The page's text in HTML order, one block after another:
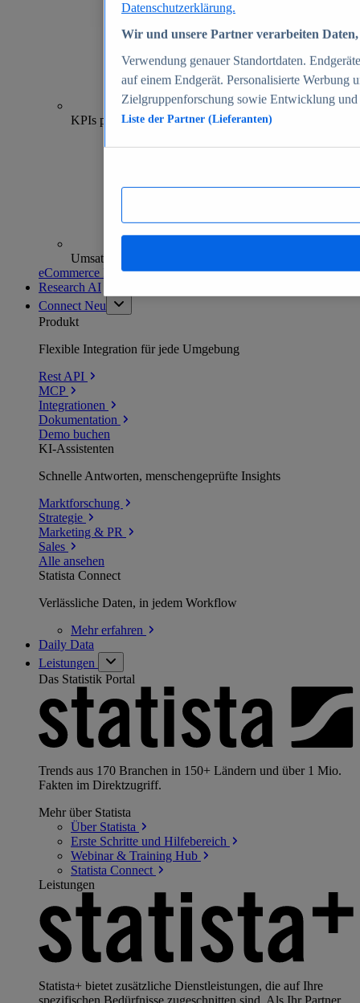
70+
KPIs pro Shop
Umsatzanalysen und -prognosen
eCommerce Insights entdecken
Research AI
Connect Neu
Produkt
Flexible Integration für jede Umgebung
Rest API
MCP
Integrationen
Dokumentation
Demo buchen
KI-Assistenten
Schnelle Antworten, menschengeprüfte Insights
Marktforschung
Strategie
Marketing & PR
Sales
Alle ansehen
Statista Connect
Verlässliche Daten, in jedem Workflow
Mehrerfahren
Daily Data
Leistungen
Das Statistik Portal
Trends aus 170 Branchen in 150+ Ländern und über 1 Mio.
Fakten im Direktzugriff.
Mehr über Statista
Über Statista
Erste Schritte und Hilfebereich
Webinar & Training Hub
Statista Connect
Leistungen
Statista+ bietet zusätzliche Dienstleistungen, die auf Ihre
spezifischen Bedürfnisse zugeschnitten sind. Als Ihr Partner
Datenschutzerklärung.
Wir und unsere Partner verarbeiten
Verwendung genauer Standortdaten.
auf einem Endgerät. Personalisierte Werbung
Zielgruppenforschung sowie Entwicklung
Liste der Partner (Lieferanten)